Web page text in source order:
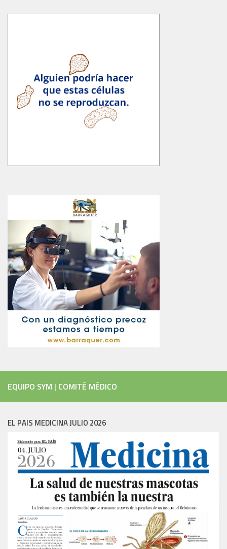
EQUIPO SYM | COMITÉ MÉDICO
EL PAIS MEDICINA JULIO 2026